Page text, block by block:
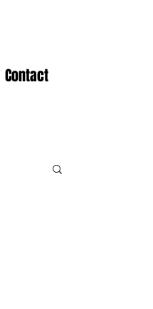
Contact